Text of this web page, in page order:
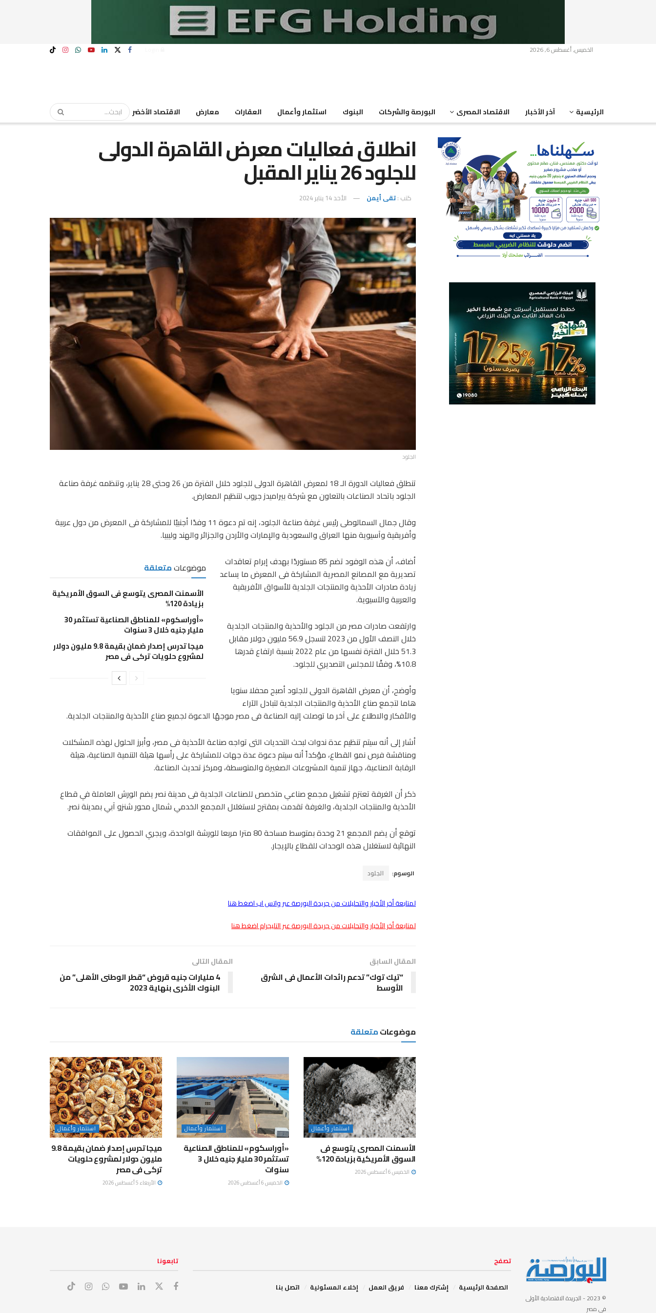
الخميس, أغسطس 6, 2026
الرئيسية آخر الأخبار الاقتصاد المصرى البورصة والشركات البنوك استثمار وأعمال العقارات معارض الاقتصاد الأخضر
انطلاق فعاليات معرض القاهرة الدولى
للجلود 26 يناير المقبل
كتب :تقى أيمن الأحد 14 يناير 2024
الجلود
تنطلق فعاليات الدورة الـ 18 لمعرض القاهرة الدولى للجلود خلال الفترة من 26 وحتى 28 يناير، وتنظمه غرفة صناعة
الجلود باتحاد الصناعات بالتعاون مع شركة بيراميدز جروب لتنظيم المعارض.
وقال جمال السمالوطى رئيس غرفة صناعة الجلود، إنه تم دعوة 11 وفدًا أجنبيًا للمشاركة فى المعرض من دول عربية
وأفريقية وآسيوية منها العراق والسعودية والإمارات والأردن والجزائر والهند وليبيا.
موضوعاتمتعلقة
الأسمنت المصرى يتوسع فى السوق الأمريكية
بزيادة 120%
«أوراسكوم» للمناطق الصناعية تستثمر 30
مليار جنيه خلال 3 سنوات
ميجا تدرس إصدار ضمان بقيمة 9.8 مليون دولار
لمشروع حلويات تركى فى مصر
أضاف، أن هذه الوفود تضم 85 مستوردًا بهدف إبرام تعاقدات
تصديرية مع المصانع المصرية المشاركة فى المعرض ما يساعد
زيادة صادرات الأحذية والمنتجات الجلدية للأسواق الأفريقية
والعربية والآسيوية.
وارتفعت صادرات مصر من الجلود والأحذية والمنتجات الجلدية
خلال النصف الأول من 2023 لتسجل 56.9 مليون دولار مقابل
51.3 خلال الفترة نفسها من عام 2022 بنسبة ارتفاع قدرها
10.8%، وفقًا للمجلس التصديري للجلود.
وأوضح، أن معرض القاهرة الدولى للجلود أصبح محفلا سنويا
هاما لتجمع صناع الأحذية والمنتجات الجلدية لتبادل الآراء
والأفكار والاطلاع على آخر ما توصلت إليه الصناعة فى مصر موجهًا الدعوة لجميع صناع الأحذية والمنتجات الجلدية.
أشار إلى أنه سيتم تنظيم عدة ندوات لبحث التحديات التى تواجه صناعة الأحذية فى مصر، وأبرز الحلول لهذه المشكلات
ومناقشة فرص نمو القطاع، مؤكداً أنه سيتم دعوة عدة جهات للمشاركة على رأسها هيئة التنمية الصناعية، هيئة
الرقابة الصناعية، جهاز تنمية المشروعات الصغيرة والمتوسطة، ومركز تحديث الصناعة.
ذكر أن الغرفة تعتزم تشغيل مجمع صناعي متخصص للصناعات الجلدية فى مدينة نصر يضم الورش العاملة في قطاع
الأحذية والمنتجات الجلدية، والغرفة تقدمت بمقترح لاستغلال المجمع الخدمي شمال محور شنزو آبي بمدينة نصر.
توقع أن يضم المجمع 21 وحدة بمتوسط مساحة 80 مترا مربعا للورشة الواحدة، ويجري الحصول على الموافقات
النهائية لاستغلال هذه الوحدات للقطاع بالإيجار.
الوسوم: الجلود
لمتابعة أخر الأخبار والتحليلات من جريدة البورصة عبر واتس اب اضغط هنا
لمتابعة أخر الأخبار والتحليلات من جريدة البورصة عبر التليجرام اضغط هنا
المقال السابق
“تيك توك” تدعم رائدات الأعمال فى الشرق
الأوسط
المقال التالى
4 مليارات جنيه قروض “قطر الوطنى الأهلى” من
البنوك الأخرى بنهاية 2023
موضوعاتمتعلقة
استثمار وأعمال
الأسمنت المصرى يتوسع فى
السوق الأمريكية بزيادة 120%
الخميس 6 أغسطس 2026
استثمار وأعمال
«أوراسكوم» للمناطق الصناعية
تستثمر 30 مليار جنيه خلال 3
سنوات
الخميس 6 أغسطس 2026
استثمار وأعمال
ميجا تدرس إصدار ضمان بقيمة 9.8
مليون دولار لمشروع حلويات
تركى فى مصر
الأربعاء 5 أغسطس 2026
© 2023
- الجريدة الاقتصادية الأولى
في مصر
تصفح
الصفحة الرئيسية إشترك معنا فريق العمل إخلاء المسئولية اتصل بنا
تابعونا